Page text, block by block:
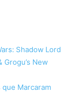
Shadow Lord
New
Marcaram